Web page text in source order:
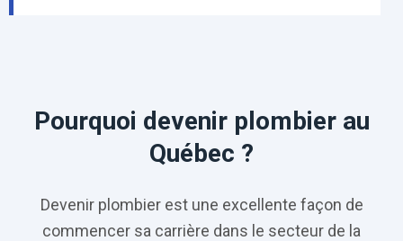
Pourquoi devenir plombier au
Québec ?
Devenir plombier est une excellente façon de
commencer sa carrière dans le secteur de la